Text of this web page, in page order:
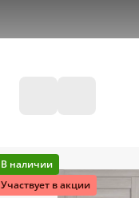
В наличии
Участвует в акции